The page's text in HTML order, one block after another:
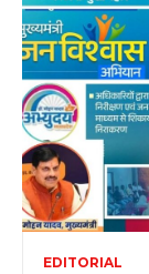
EDITORIAL